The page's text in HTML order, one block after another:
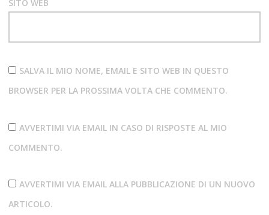
SITO WEB
SALVA IL MIO NOME, EMAIL E SITO WEB IN QUESTO
BROWSER PER LA PROSSIMA VOLTA CHE COMMENTO.
AVVERTIMI VIA EMAIL IN CASO DI RISPOSTE AL MIO
COMMENTO.
AVVERTIMI VIA EMAIL ALLA PUBBLICAZIONE DI UN NUOVO
ARTICOLO.